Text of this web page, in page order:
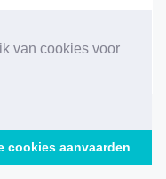
van cookies voor
cookies aanvaarden
Meer info